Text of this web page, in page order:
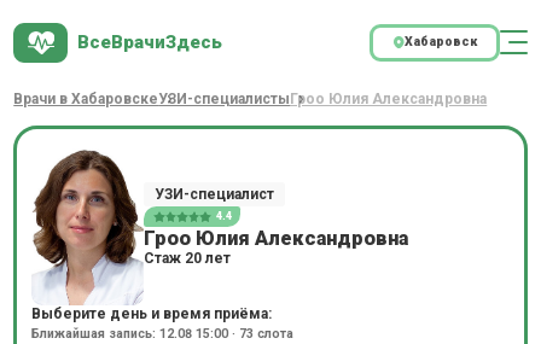
ВсеВрачиЗдесь Хабаровск
Врачи в ХабаровскеУЗИ-специалисты Гроо Юлия Александровна
УЗИ-специалист
4.4
Гроо Юлия Александровна
Стаж 20 лет
Выберите день и время приёма:
Ближайшая запись: 12.08 15:00 · 73 слота